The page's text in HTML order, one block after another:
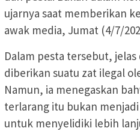
ujarnya saat memberikan
awak media, Jumat (4/7/
Dalam pesta tersebut,
diberikan suatu zat ilegal
Namun, ia menegaskan
terlarang itu bukan
untuk menyelidiki lebih